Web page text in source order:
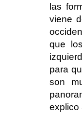
las
viene
que
para
son
explico